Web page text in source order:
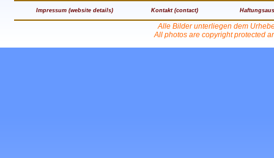
Impressum (website details) Kontakt (contact)
Alle Bilder unterliegen dem
All photos are copyright protected